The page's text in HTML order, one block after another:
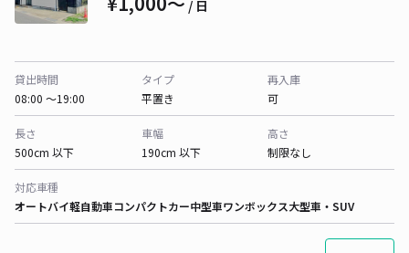
/ 日
貸出時間
08:00 〜19:00
タイプ
平置き
再入庫
可
長さ
500cm 以下
車幅
190cm 以下
高さ
制限なし
対応車種
オートバイ軽自動車コンパクトカー中型車ワンボックス大型車・SUV